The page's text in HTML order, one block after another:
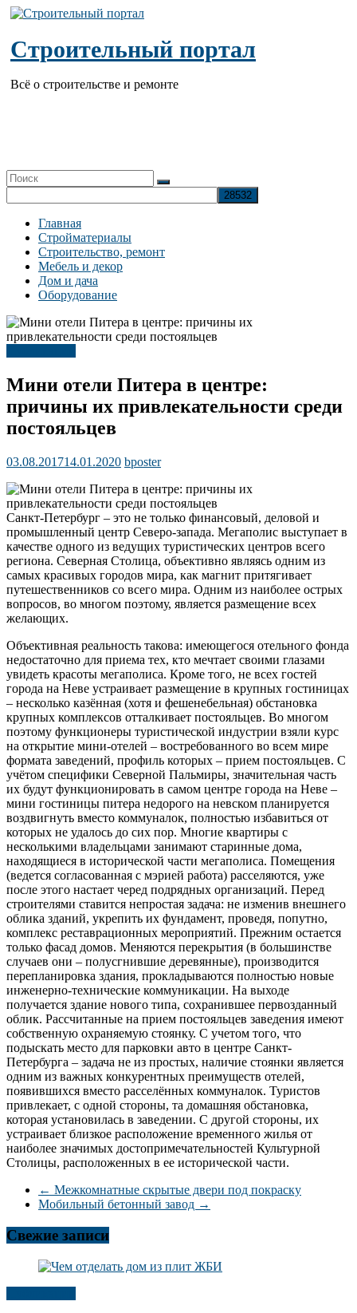
Перейти
содержимому
Строительный портал
Всё о строительстве и ремонте
Главная
Стройматериалы
Строительство, ремонт
Мебель и декор
Дом и дача
Оборудование
Мини отели Питера в центре:
причины их привлекательности среди
постояльцев
03.08.201714.01.2020 bposter
Санкт-Петербург – это не только финансовый, деловой и
промышленный центр Северо-запада. Мегаполис выступает в
качестве одного из ведущих туристических центров всего
региона. Северная Столица, объективно являясь одним из
самых красивых городов мира, как магнит притягивает
путешественников со всего мира. Одним из наиболее острых
вопросов, во многом поэтому, является размещение всех
желающих.
Объективная реальность такова: имеющегося отельного фонда
недостаточно для приема тех, кто мечтает своими глазами
увидеть красоты мегаполиса. Кроме того, не всех гостей
города на Неве устраивает размещение в крупных гостиницах
– несколько казённая (хотя и фешенебельная) обстановка
крупных комплексов отталкивает постояльцев. Во многом
поэтому функционеры туристической индустрии взяли курс
на открытие мини-отелей – востребованного во всем мире
формата заведений, профиль которых – прием постояльцев. С
учётом специфики Северной Пальмиры, значительная часть
их будут функционировать в самом центре города на Неве –
мини гостиницы питера недорого на невском планируется
воздвигнуть вместо коммуналок, полностью избавиться от
которых не удалось до сих пор. Многие квартиры с
несколькими владельцами занимают старинные дома,
находящиеся в исторической части мегаполиса. Помещения
(ведется согласованная с мэрией работа) расселяются, уже
после этого настает черед подрядных организаций. Перед
строителями ставится непростая задача: не изменив внешнего
облика зданий, укрепить их фундамент, проведя, попутно,
комплекс реставрационных мероприятий. Прежним остается
только фасад домов. Меняются перекрытия (в большинстве
случаев они – полусгнившие деревянные), производится
перепланировка здания, прокладываются полностью новые
инженерно-технические коммуникации. На выходе
получается здание нового типа, сохранившее первозданный
облик. Рассчитанные на прием постояльцев заведения имеют
собственную охраняемую стоянку. С учетом того, что
подыскать место для парковки авто в центре Санкт-
Петербурга – задача не из простых, наличие стоянки является
одним из важных конкурентных преимуществ отелей,
появившихся вместо расселённых коммуналок. Туристов
привлекает, с одной стороны, та домашняя обстановка,
которая установилась в заведении. С другой стороны, их
устраивает близкое расположение временного жилья от
наиболее значимых достопримечательностей Культурной
Столицы, расположенных в ее исторической части.
← Межкомнатные скрытые двери под покраску
Мобильный бетонный завод →
Свежие записи